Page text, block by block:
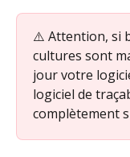
⚠️ Attention, si
cultures sont
jour votre
logiciel de
complètement